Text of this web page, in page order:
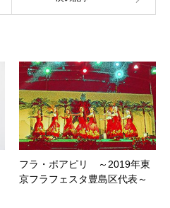
フラ・ポアピリ ～2019年東
京フラフェスタ豊島区代表～